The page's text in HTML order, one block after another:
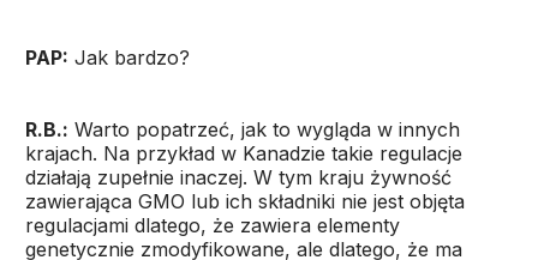
PAP: Jak bardzo?
R.B.: Warto popatrzeć, jak to wygląda w innych
krajach. Na przykład w Kanadzie takie regulacje
działają zupełnie inaczej. W tym kraju żywność
zawierająca GMO lub ich składniki nie jest objęta
regulacjami dlatego, że zawiera elementy
genetycznie zmodyfikowane, ale dlatego, że ma